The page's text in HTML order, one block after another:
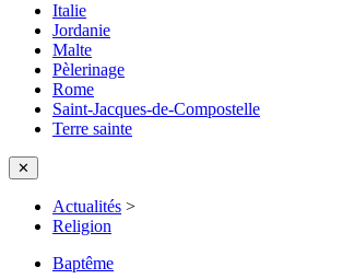
Italie
Jordanie
Malte
Pèlerinage
Rome
Saint-Jacques-de-Compostelle
Terre sainte
✕
Actualités >
Religion
Baptême